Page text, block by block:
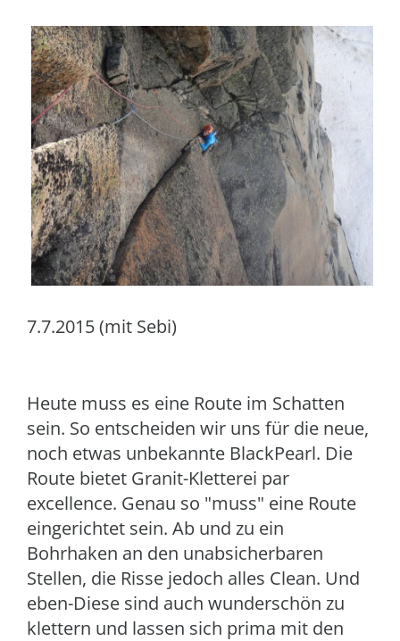
7.7.2015 (mit Sebi)
Heute muss es eine Route im Schatten
sein. So entscheiden wir uns für die neue,
noch etwas unbekannte BlackPearl. Die
Route bietet Granit-Kletterei par
excellence. Genau so "muss" eine Route
eingerichtet sein. Ab und zu ein
Bohrhaken an den unabsicherbaren
Stellen, die Risse jedoch alles Clean. Und
eben-Diese sind auch wunderschön zu
klettern und lassen sich prima mit den